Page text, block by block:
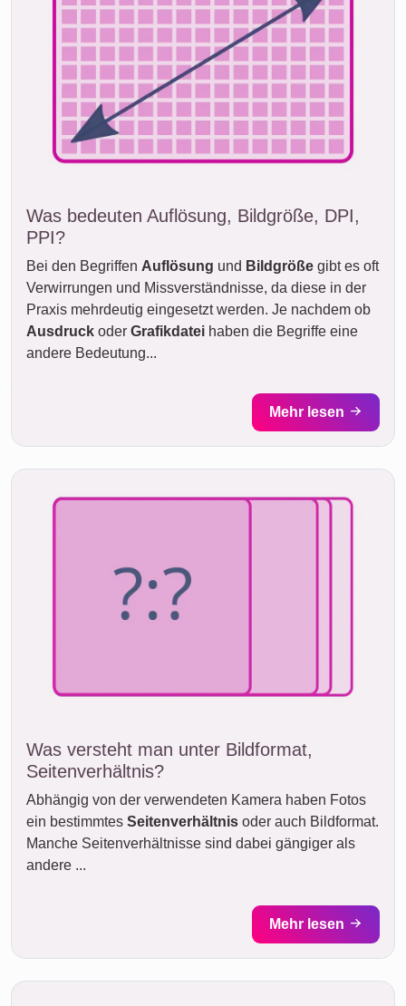
Was bedeuten Auflösung, Bildgröße, DPI,
PPI?
Bei den Begriffen Auflösung und Bildgröße gibt es oft
Verwirrungen und Missverständnisse, da diese in der
Praxis mehrdeutig eingesetzt werden. Je nachdem ob
Ausdruck oder Grafikdatei haben die Begriffe eine
andere Bedeutung...
Mehr lesen
Was versteht man unter Bildformat,
Seitenverhältnis?
Abhängig von der verwendeten Kamera haben Fotos
ein bestimmtes Seitenverhältnis oder auch Bildformat.
Manche Seitenverhältnisse sind dabei gängiger als
andere ...
Mehr lesen